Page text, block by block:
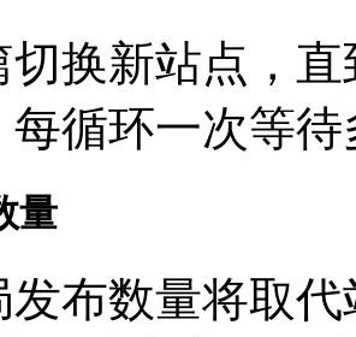
切换新站点，
每循环一次等
量
发布数量将取